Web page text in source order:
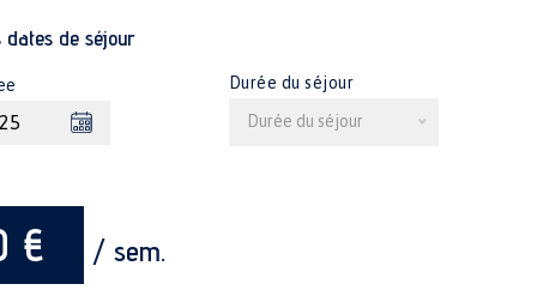
dates de séjour
Durée du séjour
Durée du séjour
€ / sem.